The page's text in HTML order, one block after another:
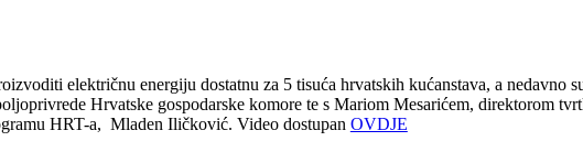
električnu energiju dostatnu za 5 tisuća hrvatskih kućanstava, a nedavno
Hrvatske gospodarske komore te s Mariom Mesarićem, direktorom
HRT-a, Mladen Iličković. Video dostupan OVDJE